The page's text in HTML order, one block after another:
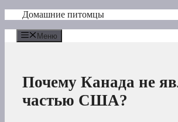
Перейти
содержимому
Домашние питомцы
Меню
Почему Канада не
частью США?